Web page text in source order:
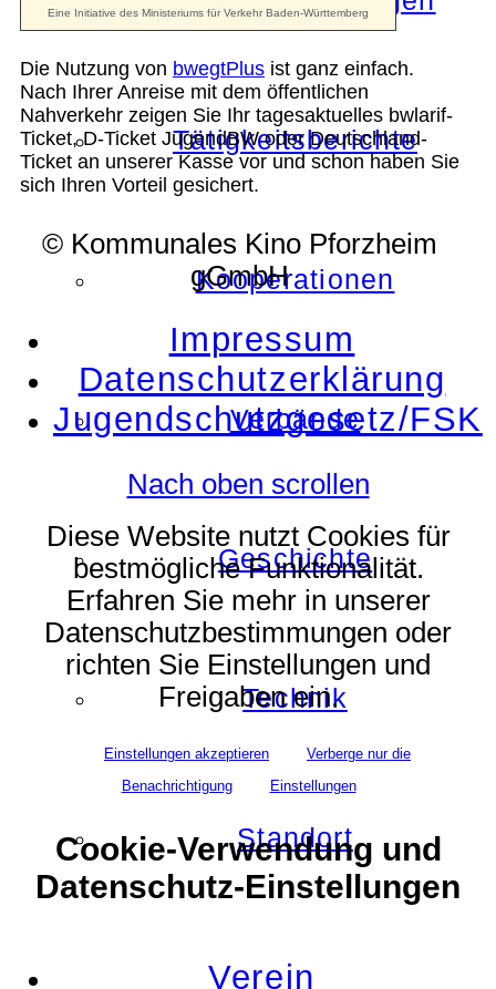
Tätigkeitsberichte
Kooperationen
Verbände
Geschichte
Technik
Standort
Verein
Die Nutzung von bwegtPlus ist ganz einfach.
Nach Ihrer Anreise mit dem öffentlichen
Nahverkehr zeigen Sie Ihr tagesaktuelles bwlarif-
Ticket, D-Ticket JugendBW oder Deutschland-
Ticket an unserer Kasse vor und schon haben Sie
sich Ihren Vorteil gesichert.
© Kommunales Kino Pforzheim
gGmbH
Impressum
Datenschutzerklärung
Jugendschutzgesetz/FSK
Nach oben scrollen
Diese Website nutzt Cookies für
bestmögliche Funktionalität.
Erfahren Sie mehr in unserer
Datenschutzbestimmungen oder
richten Sie Einstellungen und
Freigaben ein.
Einstellungen akzeptieren
Verberge nur die
Benachrichtigung
Einstellungen
Cookie-Verwendung und
Datenschutz-Einstellungen